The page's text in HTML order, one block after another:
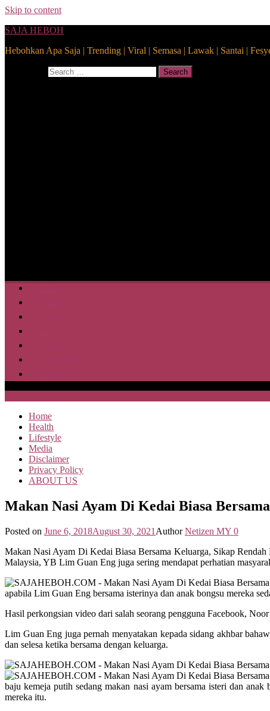
Skip to content
SAJA HEBOH
Hebohkan Apa Saja | Trending | Viral | Semasa | Lawak | Santai |
Search
Home
Health
Lifestyle
Media
Disclaimer
Privacy Policy
ABOUT US
Makan Nasi Ayam Di Kedai Biasa
Posted on June 6, 2018August 30, 2021 Author Netizen MY 0
Makan Nasi Ayam Di Kedai Biasa Bersama Keluarga, Sikap
Malaysia, YB Lim Guan Eng juga sering mendapat perhatian
apabila Lim Guan Eng bersama isterinya dan anak bongsu mereka
Hasil perkongsian video dari salah seorang pengguna Facebook,
Lim Guan Eng juga pernah menyatakan kepada sidang akhbar
dan selesa ketika bersama dengan keluarga.
baju kemeja putih sedang makan nasi ayam bersama isteri dan
mereka itu.